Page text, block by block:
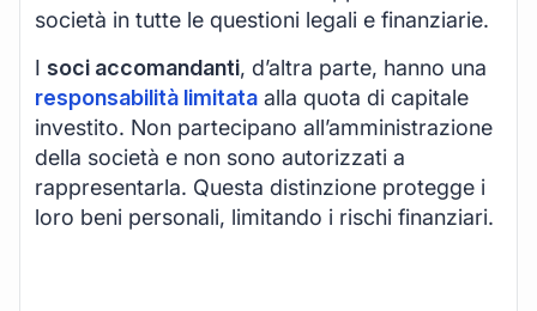
società in tutte le questioni legali e finanziarie.
I soci accomandanti, d’altra parte, hanno una
responsabilità limitata alla quota di capitale
investito. Non partecipano all’amministrazione
della società e non sono autorizzati a
rappresentarla. Questa distinzione protegge i
loro beni personali, limitando i rischi finanziari.